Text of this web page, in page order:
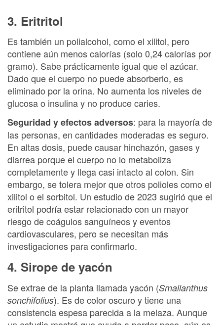
3. Eritritol
Es también un polialcohol, como el xilitol, pero
contiene aún menos calorías (solo 0,24 calorías por
gramo). Sabe prácticamente igual que el azúcar.
Dado que el cuerpo no puede absorberlo, es
eliminado por la orina. No aumenta los niveles de
glucosa o insulina y no produce caries.
Seguridad y efectos adversos: para la mayoría de
las personas, en cantidades moderadas es seguro.
En altas dosis, puede causar hinchazón, gases y
diarrea porque el cuerpo no lo metaboliza
completamente y llega casi intacto al colon. Sin
embargo, se tolera mejor que otros polioles como el
xilitol o el sorbitol. Un estudio de 2023 sugirió que el
eritritol podría estar relacionado con un mayor
riesgo de coágulos sanguíneos y eventos
cardiovasculares, pero se necesitan más
investigaciones para confirmarlo.
4. Sirope de yacón
Se extrae de la planta llamada yacón (Smallanthus
sonchifolius). Es de color oscuro y tiene una
consistencia espesa parecida a la melaza. Aunque